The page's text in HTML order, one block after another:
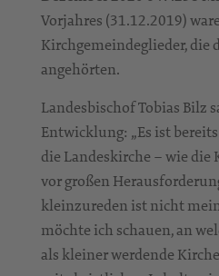
Vorjahres (31.12.2019)
Kirchgemeindeglieder, die
angehörten.
Landesbischof Tobias Bilz
Entwicklung: „Es ist
die Landeskirche – wie die
vor großen
kleinzureden ist nicht
möchte ich schauen, an
als kleiner werdende